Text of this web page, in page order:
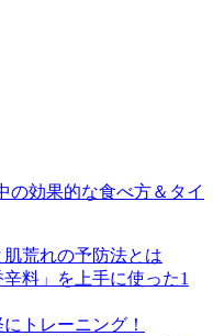
の効果的な食べ方＆タイ
肌荒れの予防法とは
料」を上手に使った1
トレーニング！